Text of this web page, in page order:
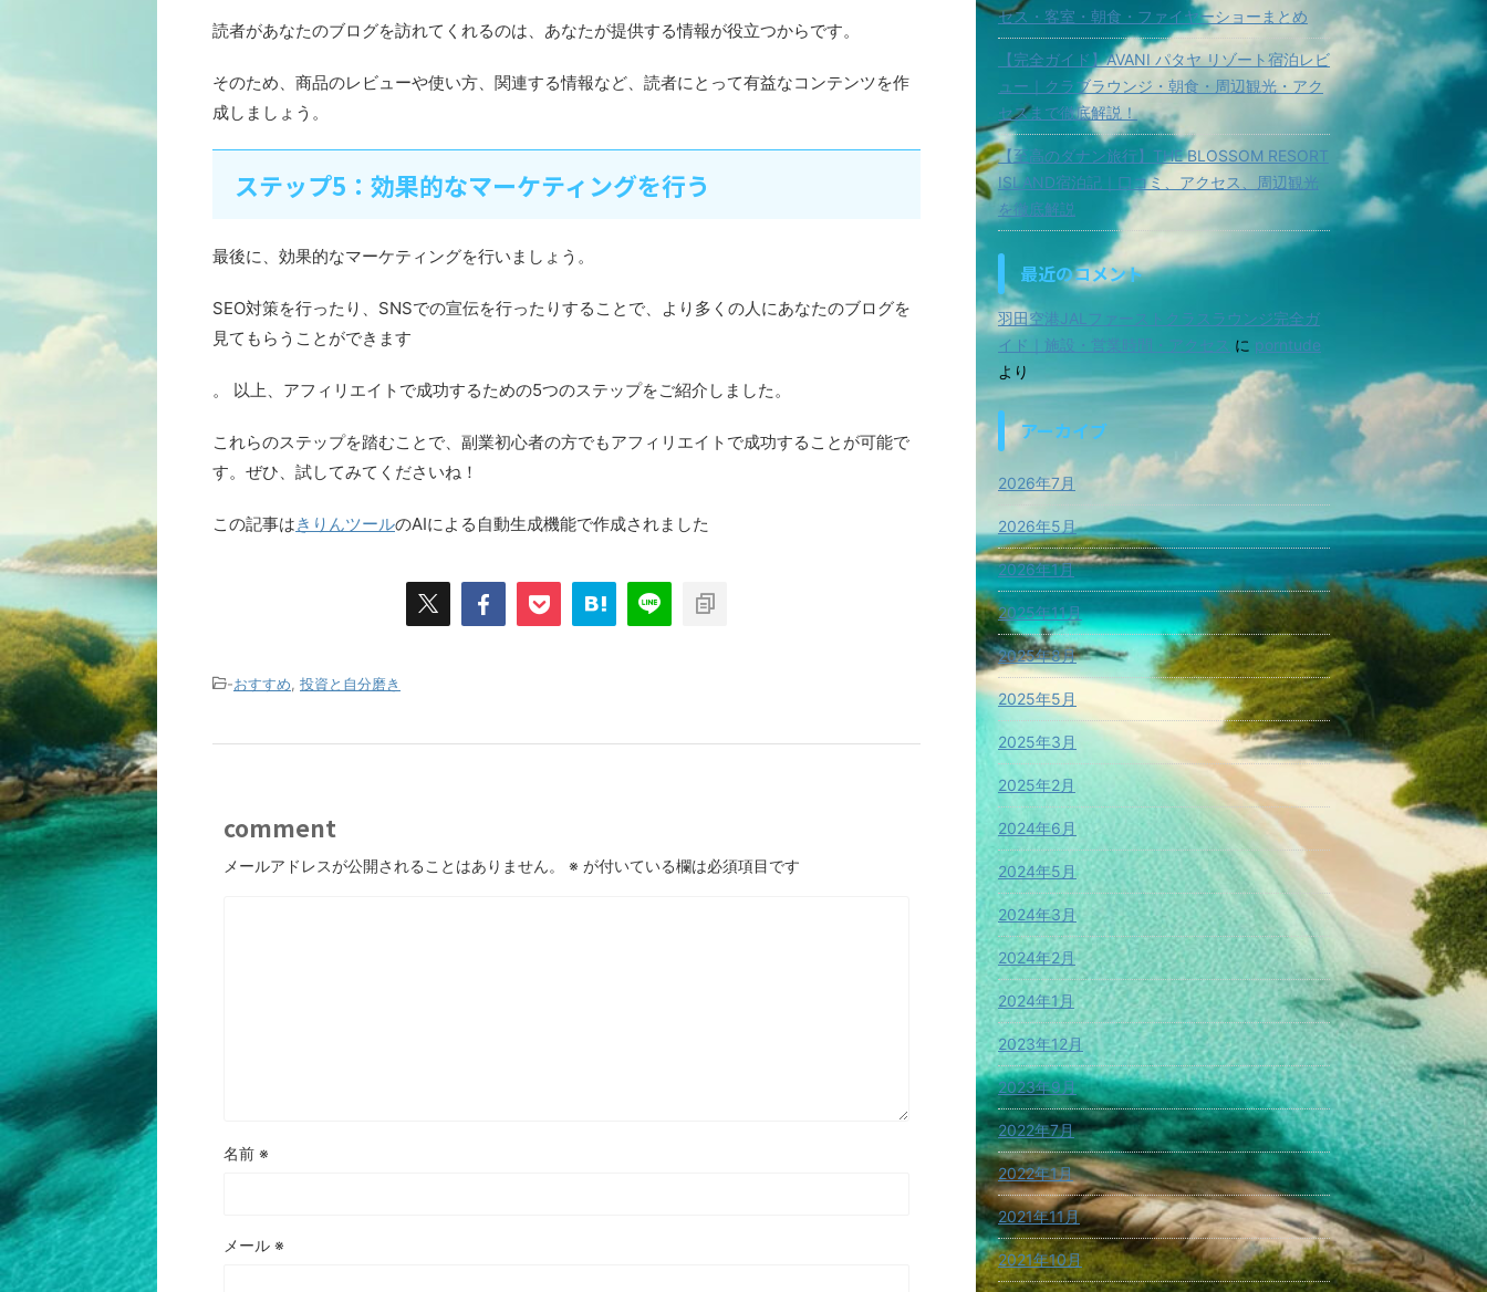
読者があなたのブログを訪れてくれるのは、あなたが提供する情報が役立つからです。
そのため、商品のレビューや使い方、関連する情報など、読者にとって有益なコンテンツを作
成しましょう。
ステップ5：効果的なマーケティングを行う
最後に、効果的なマーケティングを行いましょう。
SEO対策を行ったり、SNSでの宣伝を行ったりすることで、より多くの人にあなたのブログを
見てもらうことができます
。 以上、アフィリエイトで成功するための5つのステップをご紹介しました。
これらのステップを踏むことで、副業初心者の方でもアフィリエイトで成功することが可能で
す。ぜひ、試してみてくださいね！
この記事はきりんツールのAIによる自動生成機能で作成されました
-おすすめ 投資と自分磨き
comment
メールアドレスが公開されることはありません。 ※ が付いている欄は必須項目です
名前 ※
メール ※
セス・客室・朝食・ファイヤーショーまとめ
【完全ガイド】AVANI パタヤ リゾート宿泊レビ
ュー｜クラブラウンジ・朝食・周辺観光・アク
セスまで徹底解説！
【至高のダナン旅行】THE BLOSSOM RESORT
ISLAND宿泊記｜口コミ、アクセス、周辺観光
を徹底解説
最近のコメント
羽田空港JALファーストクラスラウンジ完全ガ
イド｜施設・営業時間・アクセス に porntude
より
アーカイブ
2026年7月
2026年5月
2026年1月
2025年11月
2025年8月
2025年5月
2025年3月
2025年2月
2024年6月
2024年5月
2024年3月
2024年2月
2024年1月
2023年12月
2023年9月
2022年7月
2022年1月
2021年11月
2021年10月